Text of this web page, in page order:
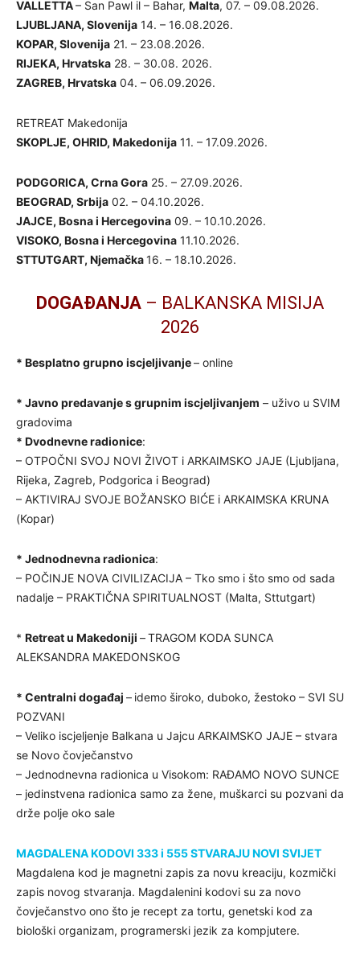
VALLETTA– San Pawl il – Bahar, Malta, 07. – 09.08.2026.
LJUBLJANA, Slovenija 14. – 16.08.2026.
KOPAR, Slovenija 21. – 23.08.2026.
RIJEKA, Hrvatska 28. – 30.08. 2026.
ZAGREB, Hrvatska 04. – 06.09.2026.
RETREAT Makedonija
SKOPLJE, OHRID, Makedonija 11. – 17.09.2026.
PODGORICA, Crna Gora 25. – 27.09.2026.
BEOGRAD, Srbija 02. – 04.10.2026.
JAJCE, Bosna i Hercegovina 09. – 10.10.2026.
VISOKO, Bosna i Hercegovina 11.10.2026.
STTUTGART, Njemačka16. – 18.10.2026.
DOGAĐANJA – BALKANSKA MISIJA
2026
* Besplatno grupno iscjeljivanje– online
* Javno predavanje s grupnim iscjeljivanjem – uživo u SVIM
gradovima
* Dvodnevne radionice:
– OTPOČNI SVOJ NOVI ŽIVOT i ARKAIMSKO JAJE (Ljubljana,
Rijeka, Zagreb, Podgorica i Beograd)
– AKTIVIRAJ SVOJE BOŽANSKO BIĆE i ARKAIMSKA KRUNA
(Kopar)
* Jednodnevna radionica:
– POČINJE NOVA CIVILIZACIJA – Tko smo i što smo od sada
nadalje – PRAKTIČNA SPIRITUALNOST (Malta, Sttutgart)
* Retreat u Makedoniji –TRAGOM KODA SUNCA
ALEKSANDRA MAKEDONSKOG
* Centralni događaj – idemo široko, duboko, žestoko – SVI SU
POZVANI
– Veliko iscjeljenje Balkana u Jajcu ARKAIMSKO JAJE – stvara
se Novo čovječanstvo
– Jednodnevna radionica u Visokom: RAĐAMO NOVO SUNCE
– jedinstvena radionica samo za žene, muškarci su pozvani da
drže polje oko sale
MAGDALENA KODOVI 333 i 555 STVARAJU NOVI SVIJET
Magdalena kod je magnetni zapis za novu kreaciju, kozmički
zapis novog stvaranja. Magdalenini kodovi su za novo
čovječanstvo ono što je recept za tortu, genetski kod za
biološki organizam, programerski jezik za kompjutere.